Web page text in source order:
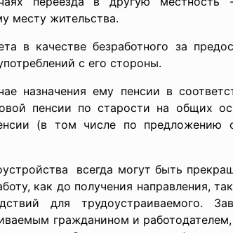
месту жительства.
в качестве безработного за
с его стороны.
назначения ему пенсии в
пенсии по старости на общих
(в том числе по предложению
всегда могут быть
как до получения направления,
для трудоустраиваемого.
гражданином и